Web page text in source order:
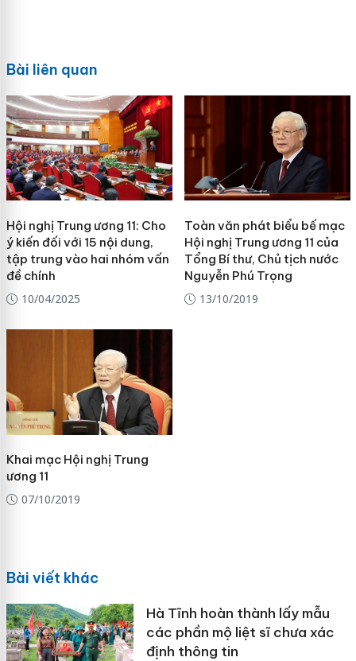
Bài liên quan
Hội nghị Trung ương 11: Cho
ý kiến đối với 15 nội dung,
tập trung vào hai nhóm vấn
đề chính
10/04/2025
Toàn văn phát biểu bế mạc
Hội nghị Trung ương 11 của
Tổng Bí thư, Chủ tịch nước
Nguyễn Phú Trọng
13/10/2019
Khai mạc Hội nghị Trung
ương 11
07/10/2019
Bài viết khác
Hà Tĩnh hoàn thành lấy mẫu
các phần mộ liệt sĩ chưa xác
định thông tin